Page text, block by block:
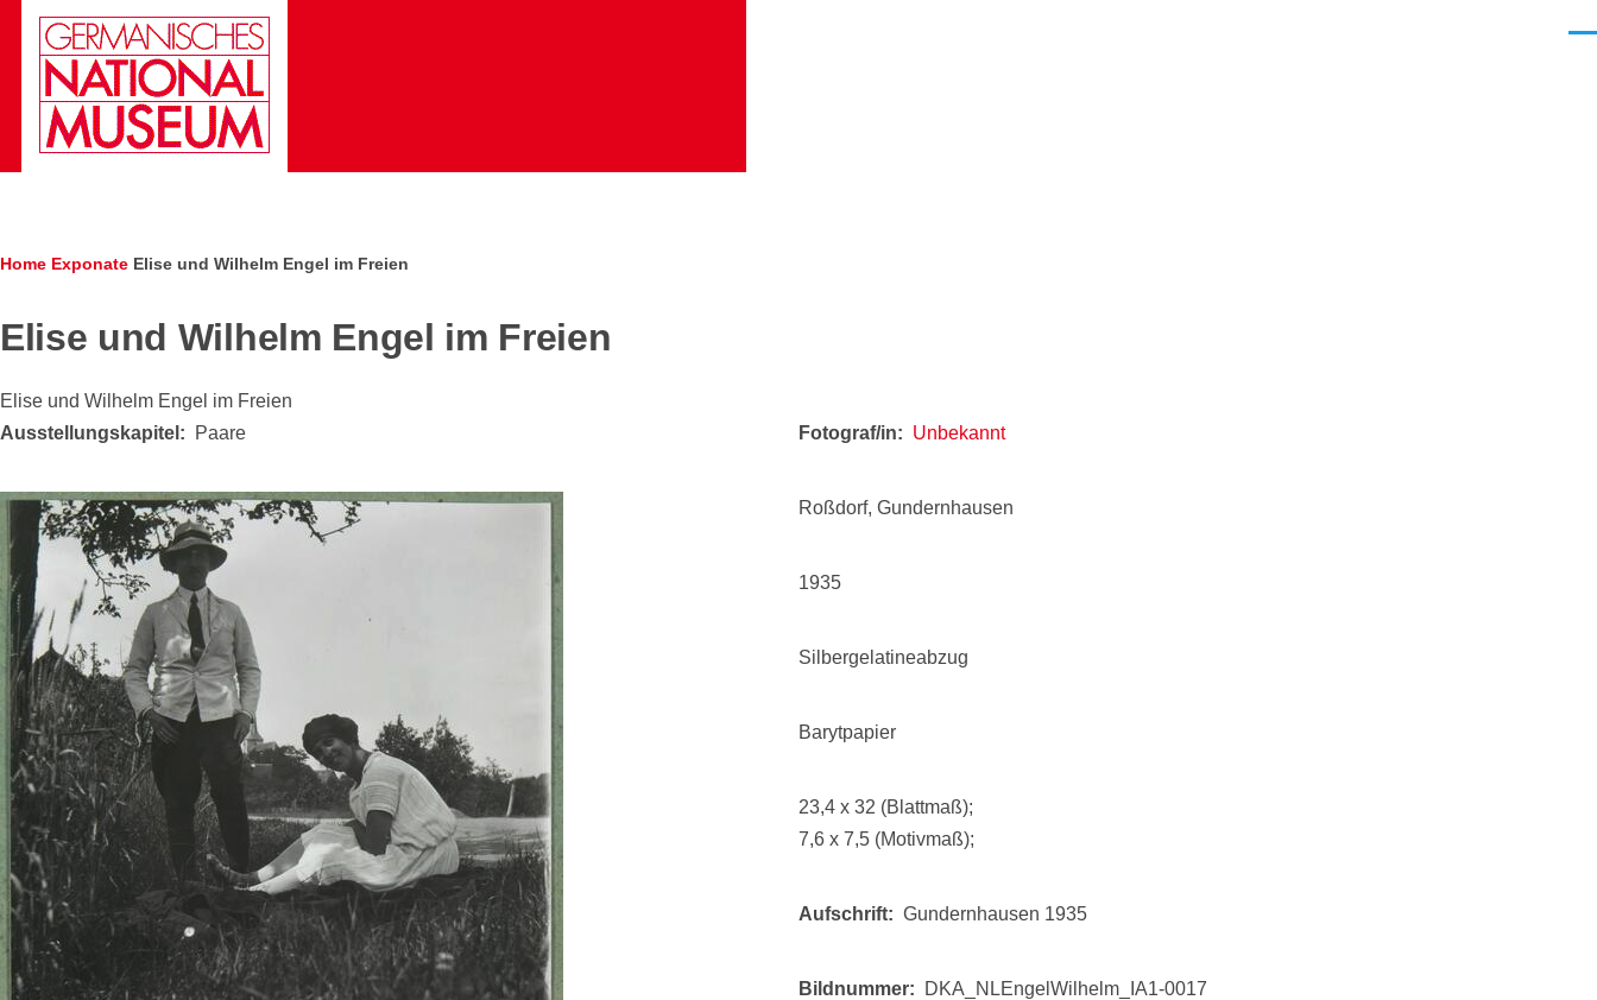
Skip to main content
Breadcrumb
Home Exponate Elise und Wilhelm Engel im Freien
Elise und Wilhelm Engel im Freien
Elise und Wilhelm Engel im Freien
Ausstellungskapitel
Paare Fotograf/in Unbekannt
Roßdorf, Gundernhausen
1935
Silbergelatineabzug
Barytpapier
23,4 x 32 (Blattmaß);
7,6 x 7,5 (Motivmaß);
Aufschrift Gundernhausen 1935
Bildnummer DKA_NLEngelWilhelm_IA1-0017